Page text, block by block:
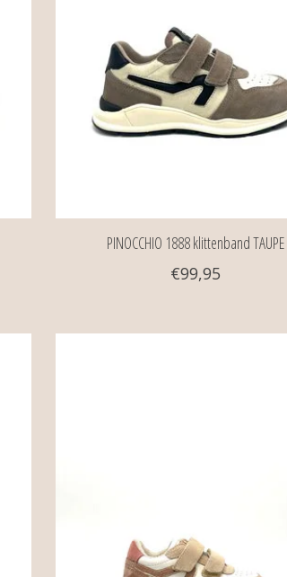
PINOCCHIO 1888 klittenband TAUPE
€99,95